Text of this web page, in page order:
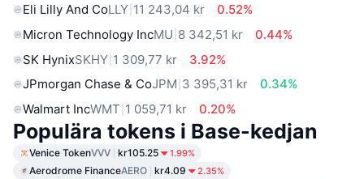
Eli Lilly And CoLLY 11 243,04 kr
0.52%
Micron Technology IncMU 8 342,51 kr
0.44%
SK HynixSKHY 1 309,77 kr
3.92%
JPmorgan Chase & CoJPM 3 395,31 kr
0.34%
Walmart IncWMT 1 059,71 kr 0.20%
Populära tokens i Base-kedjan
Venice TokenVVV kr105.25 1.99%
Aerodrome FinanceAERO kr4.09 2.35%